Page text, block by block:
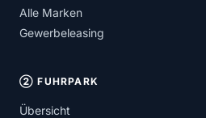
Alle Marken
Gewerbeleasing
② FUHRPARK
Übersicht